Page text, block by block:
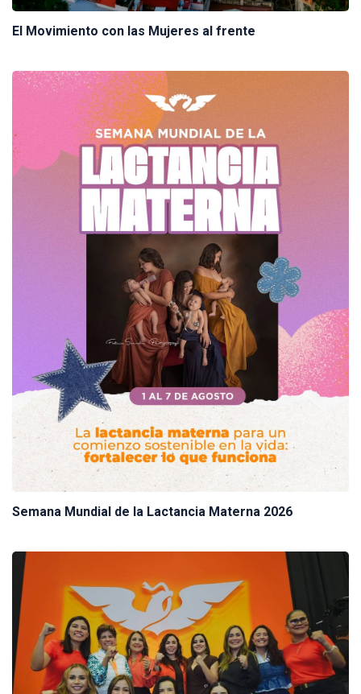
El Movimiento con las Mujeres al frente
Semana Mundial de la Lactancia Materna 2026